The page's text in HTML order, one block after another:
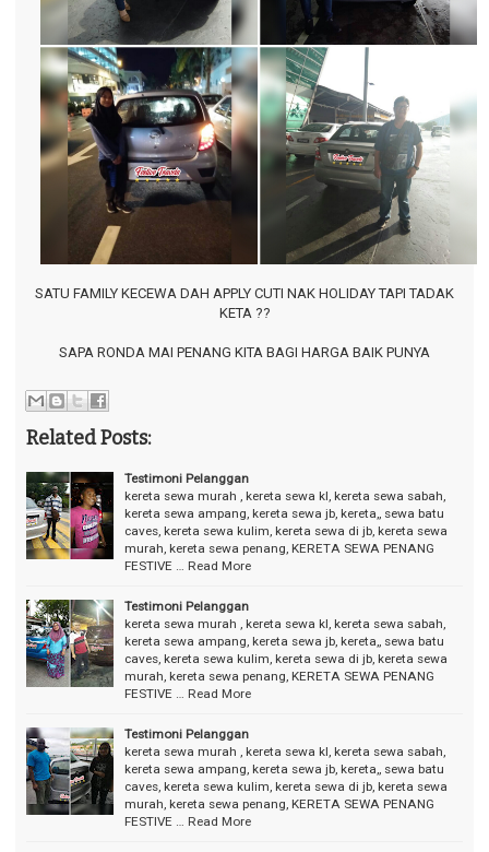
SATU FAMILY KECEWA DAH APPLY CUTI NAK HOLIDAY TAPI TADAK
KETA ??
SAPA RONDA MAI PENANG KITA BAGI HARGA BAIK PUNYA
Related Posts:
Testimoni Pelanggan
kereta sewa murah , kereta sewa kl, kereta sewa sabah,
kereta sewa ampang, kereta sewa jb, kereta,, sewa batu
caves, kereta sewa kulim, kereta sewa di jb, kereta sewa
murah, kereta sewa penang, KERETA SEWA PENANG
FESTIVE …
Read More
Testimoni Pelanggan
kereta sewa murah , kereta sewa kl, kereta sewa sabah,
kereta sewa ampang, kereta sewa jb, kereta,, sewa batu
caves, kereta sewa kulim, kereta sewa di jb, kereta sewa
murah, kereta sewa penang, KERETA SEWA PENANG
FESTIVE …
Read More
Testimoni Pelanggan
kereta sewa murah , kereta sewa kl, kereta sewa sabah,
kereta sewa ampang, kereta sewa jb, kereta,, sewa batu
caves, kereta sewa kulim, kereta sewa di jb, kereta sewa
murah, kereta sewa penang, KERETA SEWA PENANG
FESTIVE …
Read More